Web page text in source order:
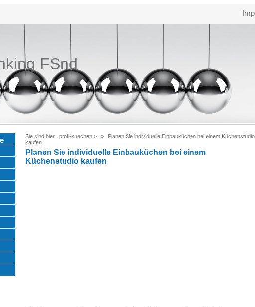
FSnd
Sie sind hier : profi-kuechen >
Planen Sie individuelle Einbauküchen bei einem Küchenstudio
kaufen
Planen Sie individuelle Einbauküchen bei einem
Küchenstudio kaufen